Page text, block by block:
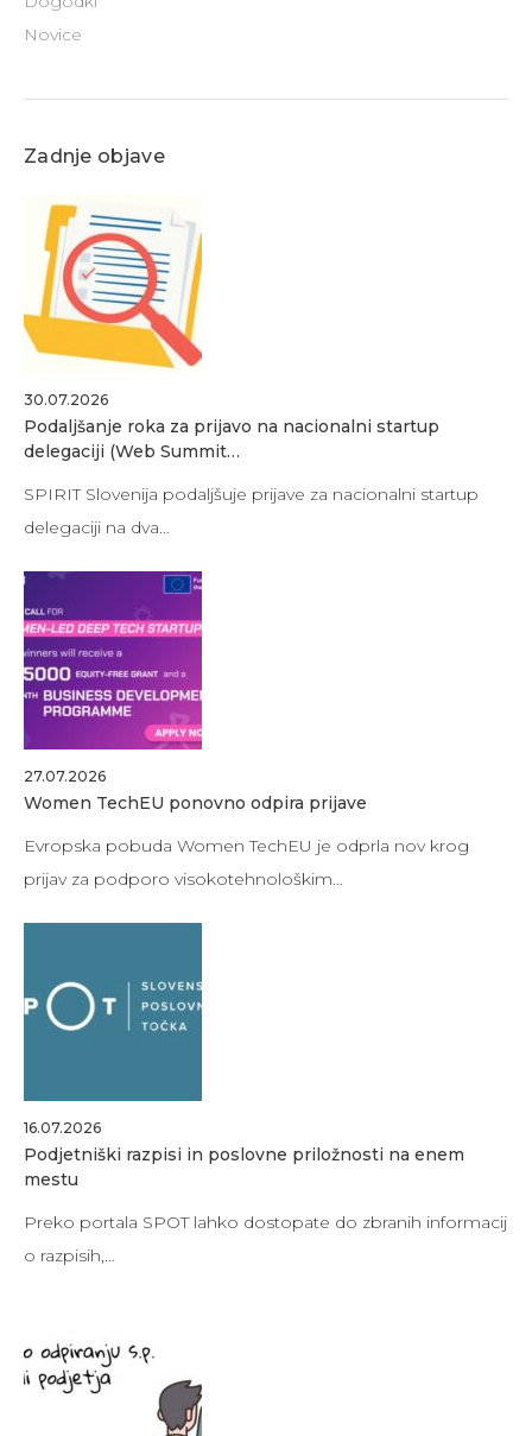
Novice
Zadnje objave
30.07.2026
Podaljšanje roka za prijavo na nacionalni startup
delegaciji (Web Summit…
SPIRIT Slovenija podaljšuje prijave za nacionalni startup
delegaciji na dva…
27.07.2026
Women TechEU ponovno odpira prijave
Evropska pobuda Women TechEU je odprla nov krog
prijav za podporo visokotehnološkim…
16.07.2026
Podjetniški razpisi in poslovne priložnosti na enem
mestu
Preko portala SPOT lahko dostopate do zbranih informacij
o razpisih,…